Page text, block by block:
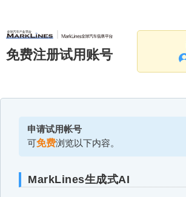
免费注册试用账号
申请试用帐号
可免费浏览以下内容。
MarkLines生成式AI